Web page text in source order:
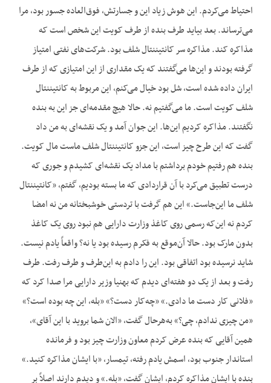
احتیاط می‌کردم. این هوش زیاد این و جسارتش، فوق‌العاده جسور بود، مرا
می‌ترساند. بعد بیاید طرف بنده از طرف کویت این شخص است که
مذاکره کند. مذاکره سر کانتیننتال شلف بود. شرکت‌های نفتی امتیاز
گرفته بودند و این‌ها می‌گفتند که یک مقداری از این امتیازی که از طرف
ایران داده شده است، شل بود خیال می‌کنم، این مربوط به کانتیننتال
شلف کویت است. ما می‌گفتیم نه. حالا هیچ مقدمه‌ای جز این به بنده
نگفتند. مذاکره کردیم این‌ها. این جوان آمد و یک نقشه‌ای به من داد
گفت که این طرح چیز است، این جزو کانتیننتال شلف ماست مال کویت.
بنده هم رفتیم خودم برداشتم با مداد یک نقشه‌ای کشیدم و جوری که
درست تطبیق می‌کرد با آن قراردادی که ما بسته بودیم، گفتم، «کانتیننتال
شلف ما این‌جاست.» این هم گرفت با تردستی خوشبختانه من نه امضا
کردم نه این‌که رسمی روی کاغذ وزارت دارایی هم نبود روی یک کاغذ
بدون مارک بود. حالا آن‌موقع به فکرم رسیده بود یا نه؟ واقعاً یادم نیست.
شاید نرسیده بود اتفاقی بود. این را دادم به این‌طرف و طرف رفت. طرف
رفت و بعد از یک دو هفته‌ای دیدم که بهنیا وزیر دارایی مرا صدا کرد که
«فلانی کار دست ما دادی.» «چه‌کار دست؟» «بله، این چه بوده است؟»
«من چیزی ندادم، چی؟» به‌هرحال گفت، «الان شما بروید با این آقای»،
همین آقایی که بنده عرض کردم معاون وزارت چیز بود و فرمانده
استاندار جنوب بود، اسمش یادم رفته، تیمسار، «با ایشان مذاکره کنید.»
بنده با ایشان مذاکره کردم، ایشان گفت، «بله.» و دیدم دارند اصلاً بر